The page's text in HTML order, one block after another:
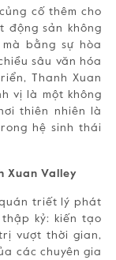
cố thêm cho
động sản không
bằng sự hòa
sâu văn hóa
Thanh Xuan
vị là một không
thiên nhiên là
hệ sinh thái
Xuan Valley
triết lý phát
kỷ: kiến tạo
vượt thời gian,
các chuyên gia